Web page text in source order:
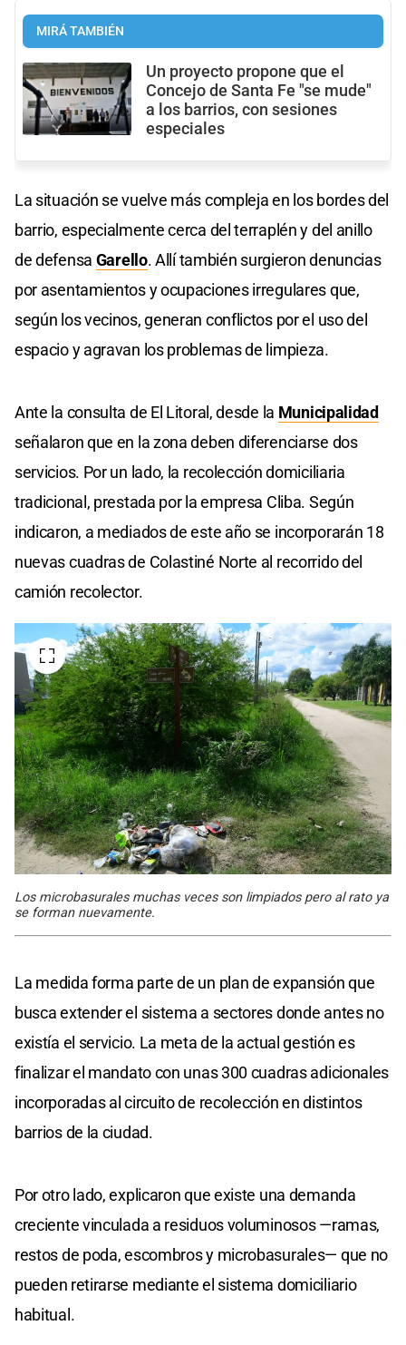
MIRÁ TAMBIÉN
Un proyecto propone que el
Concejo de Santa Fe "se mude"
a los barrios, con sesiones
especiales
La situación se vuelve más compleja en los bordes del
barrio, especialmente cerca del terraplén y del anillo
de defensa Garello. Allí también surgieron denuncias
por asentamientos y ocupaciones irregulares que,
según los vecinos, generan conflictos por el uso del
espacio y agravan los problemas de limpieza.
Ante la consulta de El Litoral, desde la Municipalidad
señalaron que en la zona deben diferenciarse dos
servicios. Por un lado, la recolección domiciliaria
tradicional, prestada por la empresa Cliba. Según
indicaron, a mediados de este año se incorporarán 18
nuevas cuadras de Colastiné Norte al recorrido del
camión recolector.
Los microbasurales muchas veces son limpiados pero al rato ya
se forman nuevamente.
La medida forma parte de un plan de expansión que
busca extender el sistema a sectores donde antes no
existía el servicio. La meta de la actual gestión es
finalizar el mandato con unas 300 cuadras adicionales
incorporadas al circuito de recolección en distintos
barrios de la ciudad.
Por otro lado, explicaron que existe una demanda
creciente vinculada a residuos voluminosos —ramas,
restos de poda, escombros y microbasurales— que no
pueden retirarse mediante el sistema domiciliario
habitual.